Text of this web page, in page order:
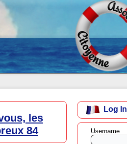
les
84
Log In
Username